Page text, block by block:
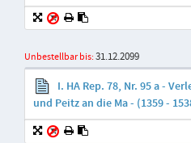
Unbestellbar bis:31.12.2099
I. HA Rep. 78, Nr. 95 a -
und Peitz an die Ma - (1359 -